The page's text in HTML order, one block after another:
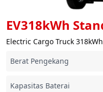
EV318kWh
Electric Cargo Truck
Berat Pengekang
Kapasitas Baterai